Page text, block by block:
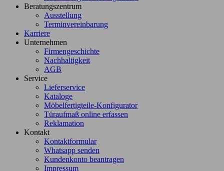
Beratungszentrum
Ausstellung
Terminvereinbarung
Karriere
Unternehmen
Firmengeschichte
Nachhaltigkeit
AGB
Service
Lieferservice
Kataloge
Möbelfertigteile-Konfigurator
Türaufmaß online erfassen
Reklamation
Kontakt
Kontaktformular
Whatsapp senden
Kundenkonto beantragen
Impressum